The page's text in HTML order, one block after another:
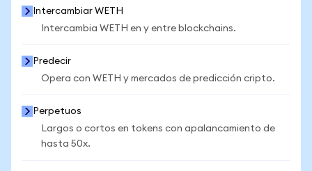
Intercambiar WETH
Intercambia WETH en y entre blockchains.
Predecir
Opera con WETH y mercados de predicción cripto.
Perpetuos
Largos o cortos en tokens con apalancamiento de
hasta 50x.